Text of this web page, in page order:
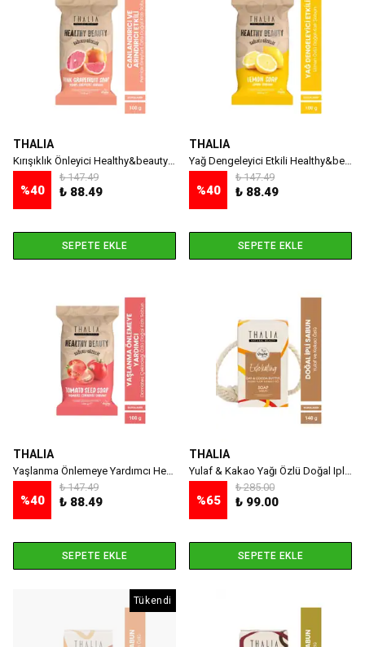
THALIA
Kırışıklık Önleyici Healthy&beauty Pembe Greyfurt Özlü Doğal Katı Sabun - 100 gr
%40
₺ 147.49
₺ 88.49
SEPETE EKLE
THALIA
Yağ Dengeleyici Etkili Healthy&beauty Limon Özlü Doğal Katı Sabun - 100 Gr
%40
₺ 147.49
₺ 88.49
SEPETE EKLE
THALIA
Yaşlanma Önlemeye Yardımcı Healthy&beauty Domates Çekirdeği Özlü Doğal Katı Sabun- 100 gr
%40
₺ 147.49
₺ 88.49
SEPETE EKLE
THALIA
Yulaf & Kakao Yağı Özlü Doğal Ipli Sabun 140g
%65
₺ 285.00
₺ 99.00
SEPETE EKLE
Tükendi